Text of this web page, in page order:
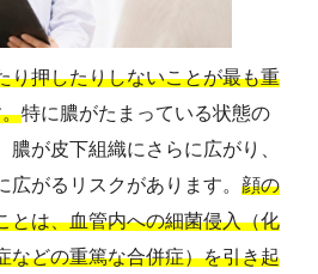
り押したりしないことが最も重
特に膿がたまっている状態の
膿が皮下組織にさらに広がり、
がるリスクがあります。 顔の
とは、血管内への細菌侵入（化
などの重篤な合併症）を引き起